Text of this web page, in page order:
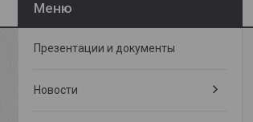
Презентации и документы
Новости